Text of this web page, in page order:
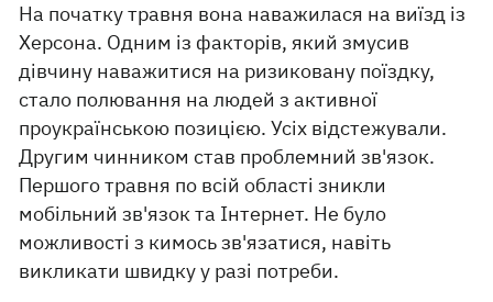
На початку травня вона наважилася на виїзд із
Херсона. Одним із факторів, який змусив
дівчину наважитися на ризиковану поїздку,
стало полювання на людей з активної
проукраїнською позицією. Усіх відстежували.
Другим чинником став проблемний зв'язок.
Першого травня по всій області зникли
мобільний зв'язок та Інтернет. Не було
можливості з кимось зв'язатися, навіть
викликати швидку у разі потреби.